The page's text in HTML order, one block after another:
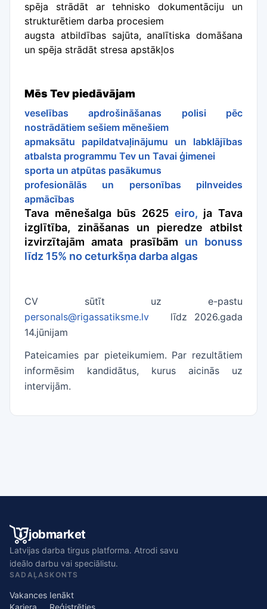
spēja strādāt ar tehnisko dokumentāciju un
strukturētiem darba procesiem
augsta atbildības sajūta, analītiska domāšana
un spēja strādāt stresa apstākļos
Mēs Tev piedāvājam
veselības apdrošināšanas polisi pēc
nostrādātiem sešiem mēnešiem
apmaksātu papildatvaļinājumu un labklājības
atbalsta programmu Tev un Tavai ģimenei
sporta un atpūtas pasākumus
profesionālās un personības pilnveides
apmācības
Tava mēnešalga būs 2625 eiro, ja Tava
izglītība, zināšanas un pieredze atbilst
izvirzītajām amata prasībām un bonuss
līdz 15% no ceturkšņa darba algas
CV sūtīt uz e-pastu
personals@rigassatiksme.lv līdz 2026.gada
14.jūnijam
Pateicamies par pieteikumiem. Par rezultātiem
informēsim kandidātus, kurus aicinās uz
intervijām.
jobmarket
Latvijas darba tirgus platforma. Atrodi savu
ideālo darbu vai speciālistu.
SADAĻAS
Vakances
Karjera
KONTS
Ienākt
Reģistrēties